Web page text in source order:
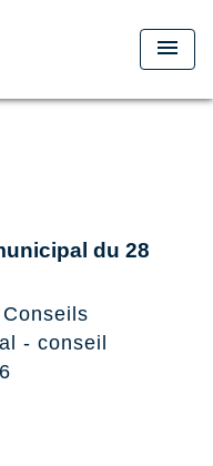
menu
du 28
Conseils
- conseil